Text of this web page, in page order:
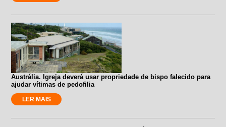
Austrália. Igreja deverá usar propriedade de bispo falecido para
ajudar vítimas de pedofilia
LER MAIS